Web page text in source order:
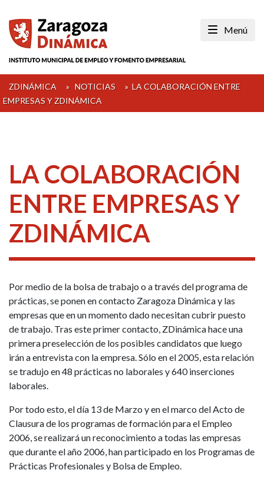
content
Menú
ZDINÁMICA » NOTICIAS » LA COLABORACIÓN ENTRE
EMPRESAS Y ZDINÁMICA
LA COLABORACIÓN
ENTRE EMPRESAS Y
ZDINÁMICA
Por medio de la bolsa de trabajo o a través del programa de
prácticas, se ponen en contacto Zaragoza Dinámica y las
empresas que en un momento dado necesitan cubrir puesto
de trabajo. Tras este primer contacto, ZDinámica hace una
primera preselección de los posibles candidatos que luego
irán a entrevista con la empresa. Sólo en el 2005, esta relación
se tradujo en 48 prácticas no laborales y 640 inserciones
laborales.
Por todo esto, el día 13 de Marzo y en el marco del Acto de
Clausura de los programas de formación para el Empleo
2006, se realizará un reconocimiento a todas las empresas
que durante el año 2006, han participado en los Programas de
Prácticas Profesionales y Bolsa de Empleo.